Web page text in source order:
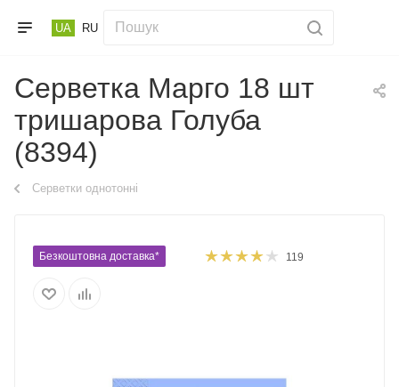
UA RU
Серветка Марго 18 шт
тришарова Голуба
(8394)
Серветки однотонні
Безкоштовна доставка* 119